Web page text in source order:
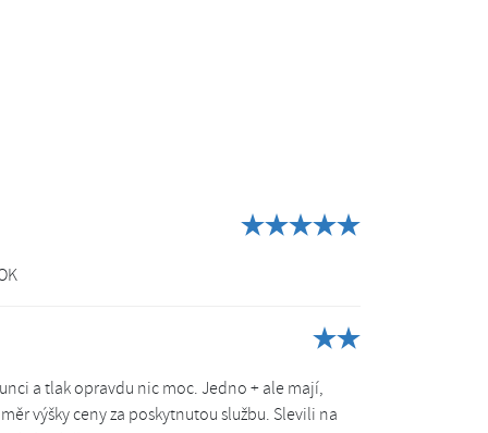
a tlak opravdu nic moc. Jedno + ale mají,
výšky ceny za poskytnutou službu. Slevili na